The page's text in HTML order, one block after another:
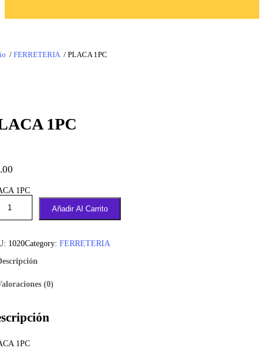
/ FERRETERIA / PLACA 1PC
1PC
1PC
Añadir Al Carrito
1020Category: FERRETERIA
(0)
1PC